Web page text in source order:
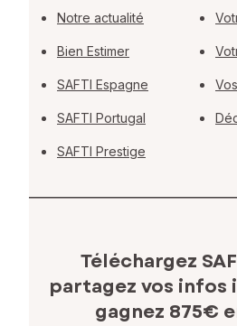
Notre actualité
Bien Estimer
SAFTI Espagne
SAFTI Portugal
SAFTI Prestige
Téléchargez
partagez vos infos
gagnez 875€